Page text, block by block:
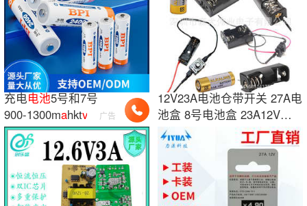
充电电池5号和7号
900-1300mahktv 麦克
风专用等可批发镍氢
电池
广告
12V23A电池仓带开关 27A电
池盒 8号电池盒 23A12V电
池座带连接线